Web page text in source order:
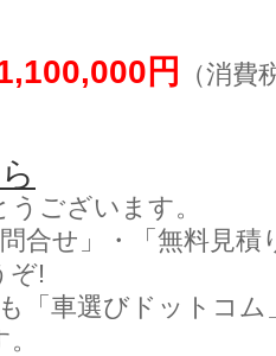
円 （消費
ございます。
合せ」・「無料見積
ぞ!
「車選びドットコ